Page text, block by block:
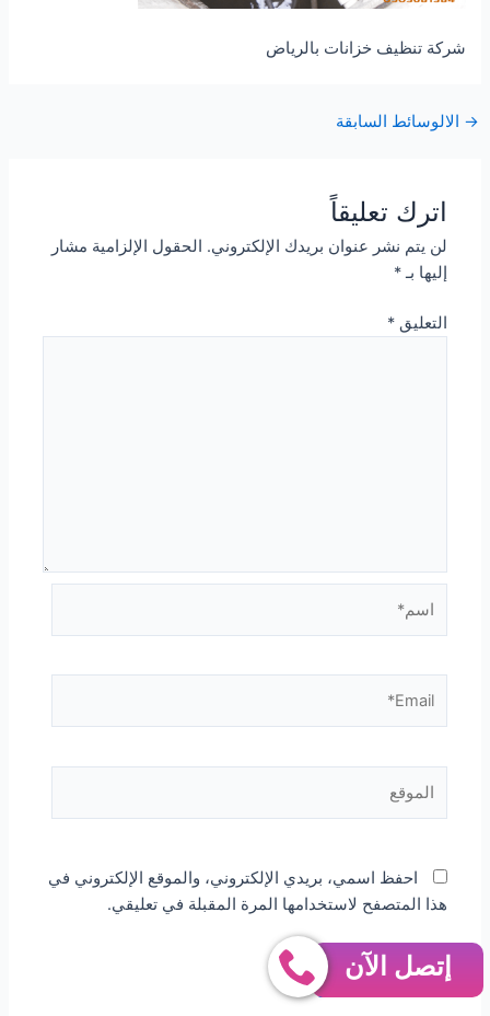
شركة تنظيف خزانات بالرياض
Post
→ الالوسائط السابقة
اترك تعليقاً
لن يتم نشر عنوان بريدك الإلكتروني. الحقول الإلزامية مشار
إليها بـ*
التعليق*
احفظ اسمي، بريدي الإلكتروني، والموقع الإلكتروني في
هذا المتصفح لاستخدامها المرة المقبلة في تعليقي.
إتصل الآن